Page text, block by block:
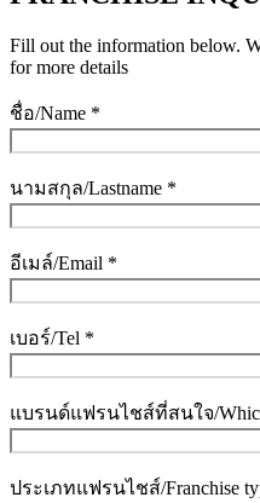
Fill out the information below.
for more details
ชื่อ/Name *
นามสกุล/Lastname *
อีเมล์/Email *
เบอร์/Tel *
แบรนด์แฟรนไชส์ที่สนใจ/Which
ประเภทแฟรนไชส์/Franchise